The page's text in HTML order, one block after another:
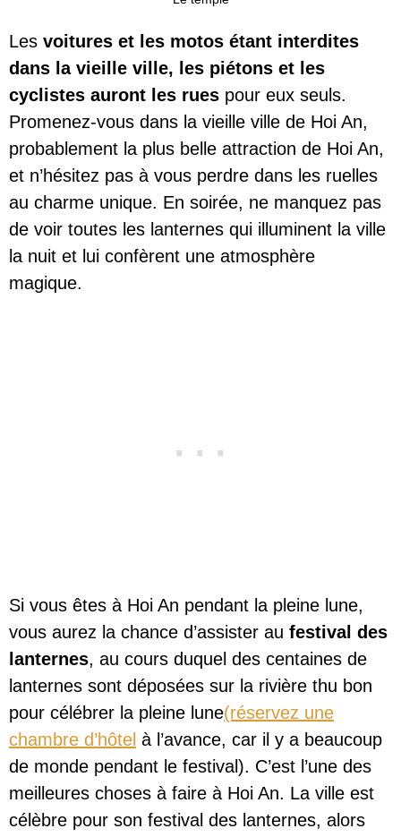
Les voitures et les motos étant interdites
dans la vieille ville, les piétons et les
cyclistes auront les rues pour eux seuls.
Promenez-vous dans la vieille ville de Hoi An,
probablement la plus belle attraction de Hoi An,
et n’hésitez pas à vous perdre dans les ruelles
au charme unique. En soirée, ne manquez pas
de voir toutes les lanternes qui illuminent la ville
la nuit et lui confèrent une atmosphère
magique.
Si vous êtes à Hoi An pendant la pleine lune,
vous aurez la chance d’assister au festival des
lanternes, au cours duquel des centaines de
lanternes sont déposées sur la rivière thu bon
pour célébrer la pleine lune(réservez une
chambre d’hôtel à l’avance, car il y a beaucoup
de monde pendant le festival). C’est l’une des
meilleures choses à faire à Hoi An. La ville est
célèbre pour son festival des lanternes, alors